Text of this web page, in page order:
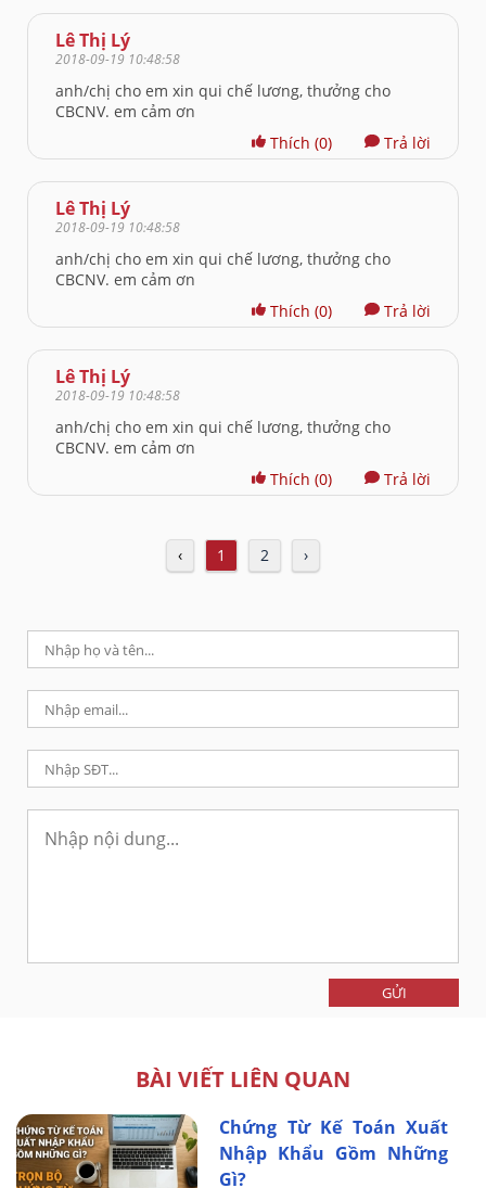
Lê Thị Lý
2018-09-19 10:48:58
anh/chị cho em xin qui chế lương, thưởng cho
CBCNV. em cảm ơn
Thích (0) Trả lời
Lê Thị Lý
2018-09-19 10:48:58
anh/chị cho em xin qui chế lương, thưởng cho
CBCNV. em cảm ơn
Thích (0) Trả lời
Lê Thị Lý
2018-09-19 10:48:58
anh/chị cho em xin qui chế lương, thưởng cho
CBCNV. em cảm ơn
Thích (0) Trả lời
‹ 1 2 ›
GỬI
BÀI VIẾT LIÊN QUAN
Chứng Từ Kế Toán Xuất
Nhập Khẩu Gồm Những
Gì?